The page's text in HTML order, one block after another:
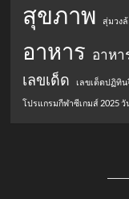
สุขภาพ สุ่มวง
อาหาร อาห
เลขเด็ด เลขเด็ดปฏิทิน
โปรแกรมกีฬาซีเกมส์ 2025 วั